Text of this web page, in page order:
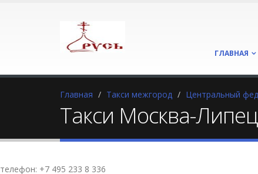
ГЛАВНАЯ
Главная Такси межгород Центральный
Такси Москва-
телефон: +7 495 233 8 336